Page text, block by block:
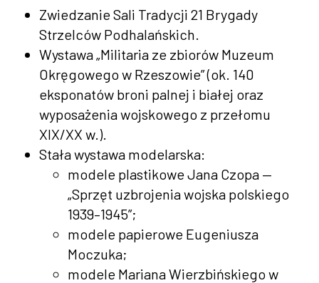
Zwiedzanie Sali Tradycji 21 Brygady
Strzelców Podhalańskich.
Wystawa „Militaria ze zbiorów Muzeum
Okręgowego w Rzeszowie” (ok. 140
eksponatów broni palnej i białej oraz
wyposażenia wojskowego z przełomu
XIX/XX w.).
Stała wystawa modelarska:
modele plastikowe Jana Czopa —
„Sprzęt uzbrojenia wojska polskiego
1939–1945”;
modele papierowe Eugeniusza
Moczuka;
modele Mariana Wierzbińskiego w